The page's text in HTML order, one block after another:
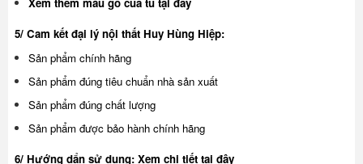
5/ Cam kết đại lý nội thất Huy Hùng Hiệp:
Sản phẩm chính hãng
Sản phẩm đúng tiêu chuẩn nhà sản xuất
Sản phẩm đúng chất lượng
Sản phẩm được bảo hành chính hãng
6/ Hướng dẩn sử dụng: Xem chi tiết tại đây